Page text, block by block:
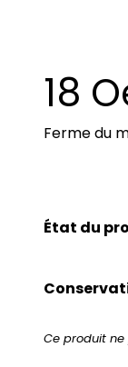
18
Ferme du
État du
Ce produit